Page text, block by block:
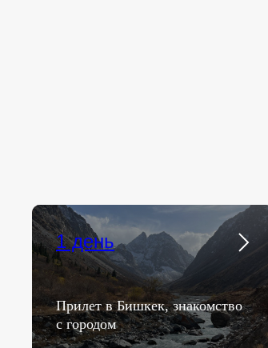
1 день
Прилет в Бишкек, знакомство
с городом